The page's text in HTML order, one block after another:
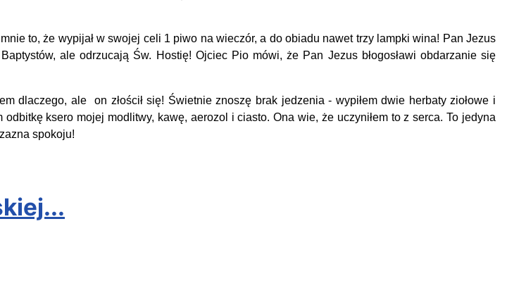
to, że wypijał w swojej celi 1 piwo na wieczór, a do obiadu nawet trzy lampki wina! Pan Jezus
ale odrzucają Św. Hostię! Ojciec Pio mówi, że Pan Jezus błogosławi obdarzanie się
ale on złościł się! Świetnie znoszę brak jedzenia - wypiłem dwie herbaty ziołowe i
ksero mojej modlitwy, kawę, aerozol i ciasto. Ona wie, że uczyniłem to z serca. To jedyna
spokoju!